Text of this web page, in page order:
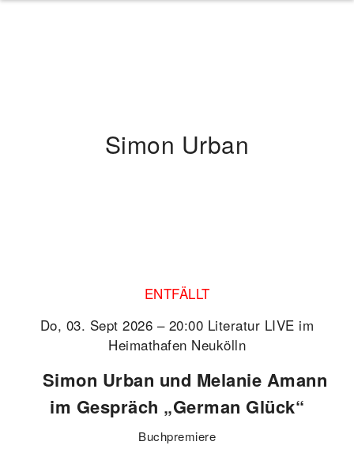
Simon Urban
ENTFÄLLT
Do, 03. Sept 2026 – 20:00 Literatur LIVE im
Heimathafen Neukölln
Simon Urban und Melanie Amann
im Gespräch „German Glück“
Buchpremiere